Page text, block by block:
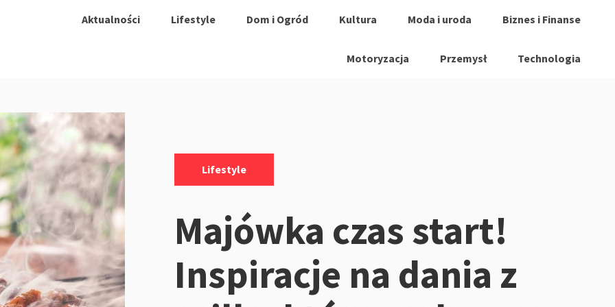
Aktualności Lifestyle Dom i Ogród Kultura Moda i uroda Biznes i Finanse
Motoryzacja Przemysł Technologia
Lifestyle
Majówka czas start!
Inspiracje na dania z